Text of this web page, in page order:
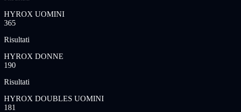
HYROX UOMINI
365
Risultati
HYROX DONNE
190
Risultati
HYROX DOUBLES UOMINI
181